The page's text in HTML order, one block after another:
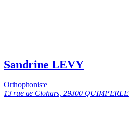
Sandrine LEVY
Orthophoniste
13 rue de Clohars, 29300 QUIMPERLE